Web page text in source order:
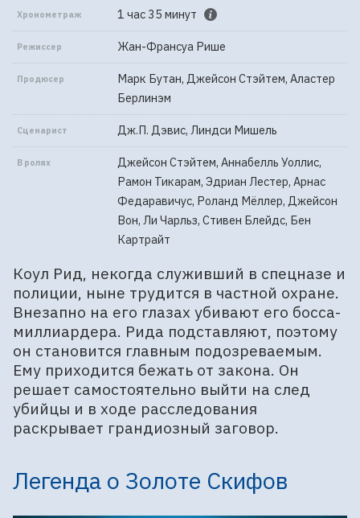
Хронометраж 1 час 35 минут
Режиссер Жан-Франсуа Рише
Продюсер
Марк Бутан, Джейсон Стэйтем, Аластер
Берлинэм
Сценарист Дж.П. Дэвис, Линдси Мишель
В ролях
Джейсон Стэйтем, Аннабелль Уоллис,
Рамон Тикарам, Эдриан Лестер, Арнас
Федаравичус, Роланд Мёллер, Джейсон
Вон, Ли Чарльз, Стивен Блейдс, Бен
Картрайт
Коул Рид, некогда служивший в спецназе и
полиции, ныне трудится в частной охране.
Внезапно на его глазах убивают его босса-
миллиардера. Рида подставляют, поэтому
он становится главным подозреваемым.
Ему приходится бежать от закона. Он
решает самостоятельно выйти на след
убийцы и в ходе расследования
раскрывает грандиозный заговор.
Легенда о Золоте Скифов